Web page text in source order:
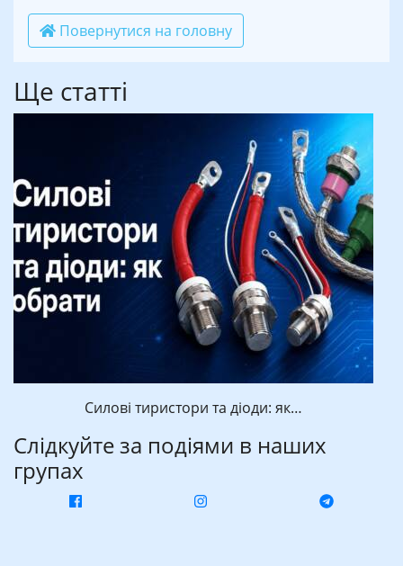
Повернутися на головну
Ще статті
Силові тиристори та діоди: як…
Слідкуйте за подіями в наших
групах